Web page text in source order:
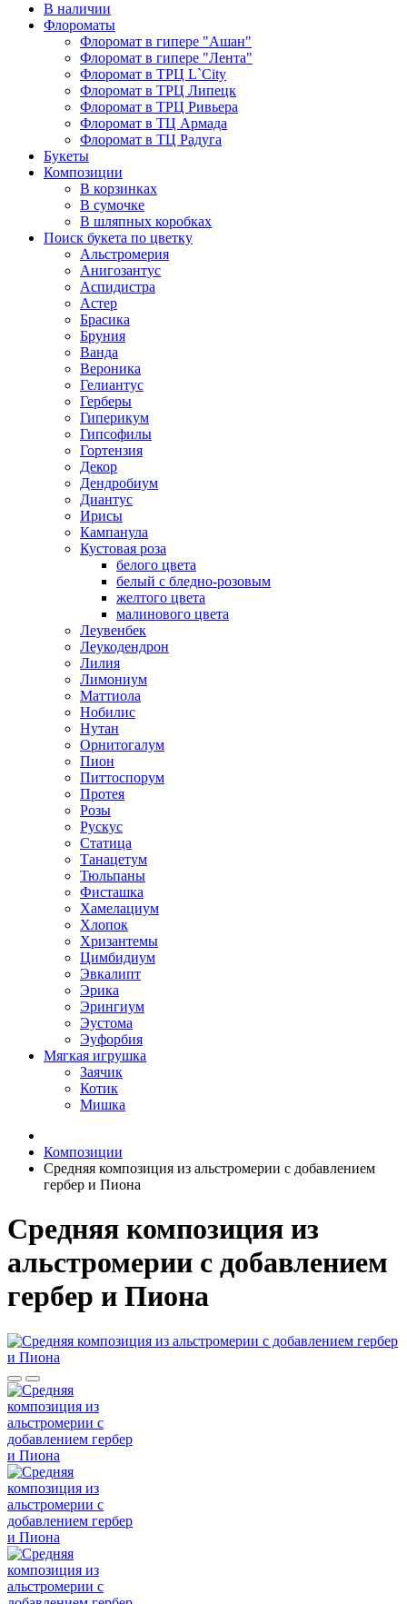
В наличии
Флороматы
Флоромат в гипере "Ашан"
Флоромат в гипере "Лента"
Флоромат в ТРЦ L`City
Флоромат в ТРЦ Липецк
Флоромат в ТРЦ Ривьера
Флоромат в ТЦ Армада
Флоромат в ТЦ Радуга
Букеты
Композиции
В корзинках
В сумочке
В шляпных коробках
Поиск букета по цветку
Альстромерия
Анигозантус
Аспидистра
Астер
Брасика
Бруния
Ванда
Вероника
Гелиантус
Герберы
Гиперикум
Гипсофилы
Гортензия
Декор
Дендробиум
Диантус
Ирисы
Кампанула
Кустовая роза
белого цвета
белый с бледно-розовым
желтого цвета
малинового цвета
Леувенбек
Леукодендрон
Лилия
Лимониум
Маттиола
Нобилис
Нутан
Орнитогалум
Пион
Питтоспорум
Протея
Розы
Рускус
Статица
Танацетум
Тюльпаны
Фисташка
Хамелациум
Хлопок
Хризантемы
Цимбидиум
Эвкалипт
Эрика
Эрингиум
Эустома
Эуфорбия
Мягкая игрушка
Заячик
Котик
Мишка
Композиции
Средняя композиция из альстромерии c добавлением
гербер и Пиона
Средняя композиция из
альстромерии c добавлением
гербер и Пиона